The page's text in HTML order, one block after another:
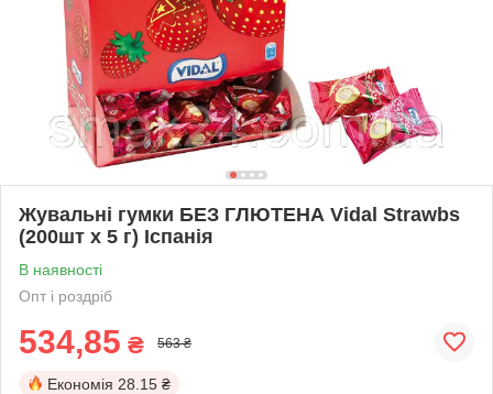
Жувальні гумки БЕЗ ГЛЮТЕНА Vidal Strawbs
(200шт х 5 г) Іспанія
В наявності
Опт і роздріб
534,85 ₴ 563 ₴
Економія 28.15 ₴